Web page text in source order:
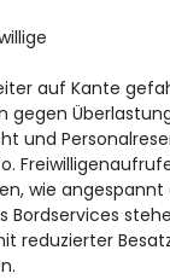
auf Kante
gegen
und
wie angespannt
Bordservices
reduzierter